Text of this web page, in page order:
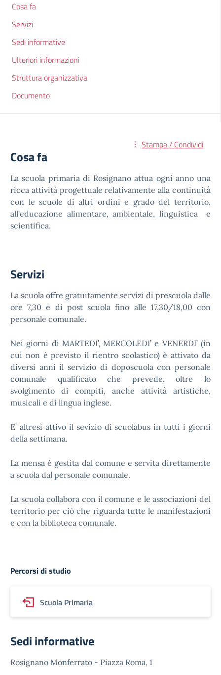
Cosa fa
Servizi
Sedi informative
Ulteriori informazioni
Struttura organizzativa
Documento
Stampa / Condividi
Cosa fa
La scuola primaria di Rosignano attua ogni anno una
ricca attività progettuale relativamente alla continuità
con le scuole di altri ordini e grado del territorio,
all'educazione alimentare, ambientale, linguistica e
scientifica.
Servizi
La scuola offre gratuitamente servizi di prescuola dalle
ore 7,30 e di post scuola fino alle 17,30/18,00 con
personale comunale.
Nei giorni di MARTEDI’, MERCOLEDI’ e VENERDI’ (in
cui non è previsto il rientro scolastico) è attivato da
diversi anni il servizio di doposcuola con personale
comunale qualificato che prevede, oltre lo
svolgimento di compiti, anche attività artistiche,
musicali e di lingua inglese.
E’ altresì attivo il sevizio di scuolabus in tutti i giorni
della settimana.
La mensa è gestita dal comune e servita direttamente
a scuola dal personale comunale.
La scuola collabora con il comune e le associazioni del
territorio per ciò che riguarda tutte le manifestazioni
e con la biblioteca comunale.
Percorsi di studio
Scuola Primaria
Sedi informative
Rosignano Monferrato - Piazza Roma, 1